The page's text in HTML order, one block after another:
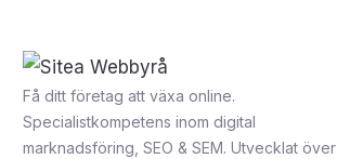
Få ditt företag att växa online.
Specialistkompetens inom digital
marknadsföring, SEO & SEM. Utvecklat över